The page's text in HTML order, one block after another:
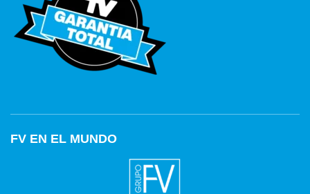
FV EN EL MUNDO